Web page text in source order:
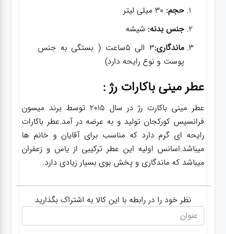
حجم: 30 میلی لیتر
جنس بدنه: شیشه
ماندگاری:
3 الی 5ساعت ( بستگی به جنس
پوست و نوع رایحه دارد)
عطر مینی باکارات رژ :
عطر مینی باکارت رژ در سال 2015 توسط برند میسون
فرانسیس کورکجان تولید و به عرضه در آمد.عطر باکارات
رایحه ای گرم دارد که مناسب برای آقایان و خانم ها
میباشد.اسانس اولیه این عطر ترکیبی از یاس و زعفران
میباشد که ماندگاری و پخش بوی بسیار زیادی دارد.
نظر خود را در رابطه با این کالا به اشتراک بگذارید